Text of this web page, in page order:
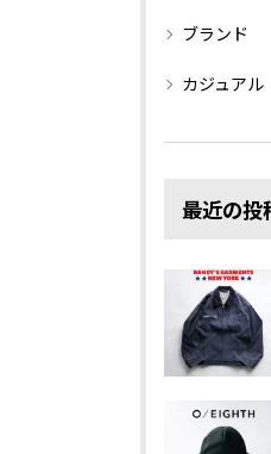
ブランド
カジュアル
最近の投